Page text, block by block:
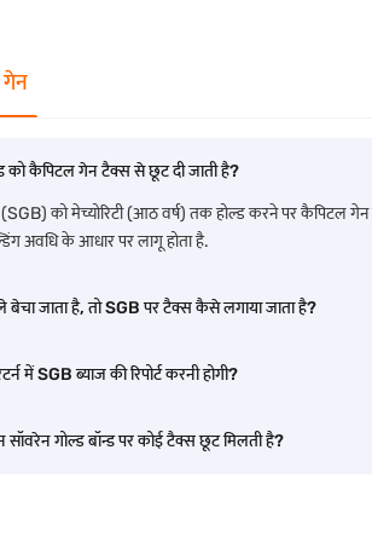
अलग-अलग टैक्स घटक होते हैं, और अंतर को समझने से निवेशकों
में स्पष्टता चाहते हैं.
SGB ब्याज टैक्सेशन
इनकम टैक्स स्लैब के
को कैपिटल गेन टैक्स से छूट दी जाती है?
(SGB) को मेच्योरिटी (आठ वर्ष) तक होल्ड करने पर कैपिटल
अवधि के आधार पर लागू होता है.
बेचा जाता है, तो SGB पर टैक्स कैसे लगाया जाता है?
में SGB ब्याज की रिपोर्ट करनी होगी?
सॉवरेन गोल्ड बॉन्ड पर कोई टैक्स छूट मिलती है?